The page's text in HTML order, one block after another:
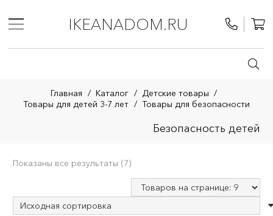
IKEANADOM.RU
Главная / Каталог / Детские товары /
Товары для детей 3-7 лет / Товары для безопасности
Безопасность детей
Показаны все результаты (7)